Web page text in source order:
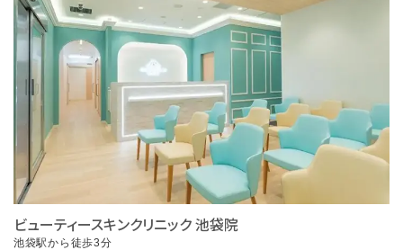
ビューティースキンクリニック 池袋院
池袋駅から徒歩3分